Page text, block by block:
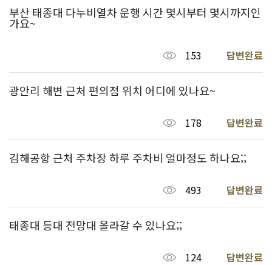
부산 태종대 다누비열차 운행 시간 몇시부터 몇시까지인
가요~
153 답변완료
광안리 해변 근처 편의점 위치 어디에 있나요~
178 답변완료
김해공항 근처 주차장 하루 주차비 얼마정도 하나요;;
493 답변완료
태종대 등대 전망대 올라갈 수 있나요;;
124 답변완료